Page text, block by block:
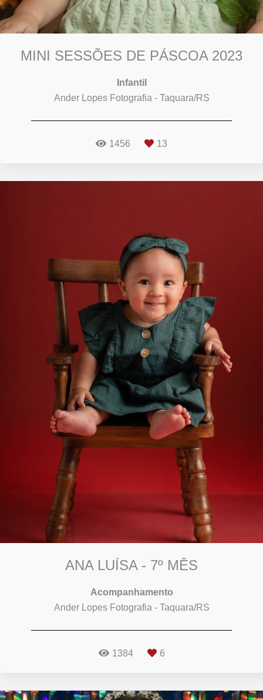
MINI SESSÕES DE PÁSCOA 2023
Infantil
Ander Lopes Fotografia - Taquara/RS
1456 13
ANA LUÍSA - 7º MÊS
Acompanhamento
Ander Lopes Fotografia - Taquara/RS
1384 6